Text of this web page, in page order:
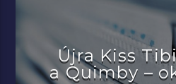
Újra Kiss
a Quimby –